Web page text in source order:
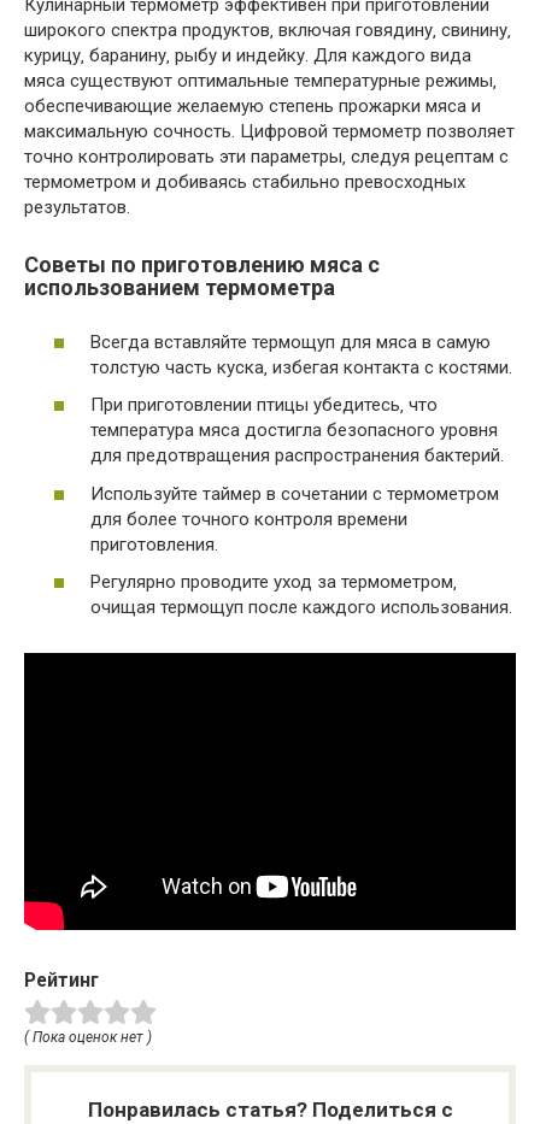
Кулинарный термометр эффективен при приготовлении
широкого спектра продуктов‚ включая говядину‚ свинину‚
курицу‚ баранину‚ рыбу и индейку. Для каждого вида
мяса существуют оптимальные температурные режимы‚
обеспечивающие желаемую степень прожарки мяса и
максимальную сочность. Цифровой термометр позволяет
точно контролировать эти параметры‚ следуя рецептам с
термометром и добиваясь стабильно превосходных
результатов.
Советы по приготовлению мяса с
использованием термометра
Всегда вставляйте термощуп для мяса в самую
толстую часть куска‚ избегая контакта с костями.
При приготовлении птицы убедитесь‚ что
температура мяса достигла безопасного уровня
для предотвращения распространения бактерий.
Используйте таймер в сочетании с термометром
для более точного контроля времени
приготовления.
Регулярно проводите уход за термометром‚
очищая термощуп после каждого использования.
Рейтинг
( Пока оценок нет )
Понравилась статья? Поделиться с